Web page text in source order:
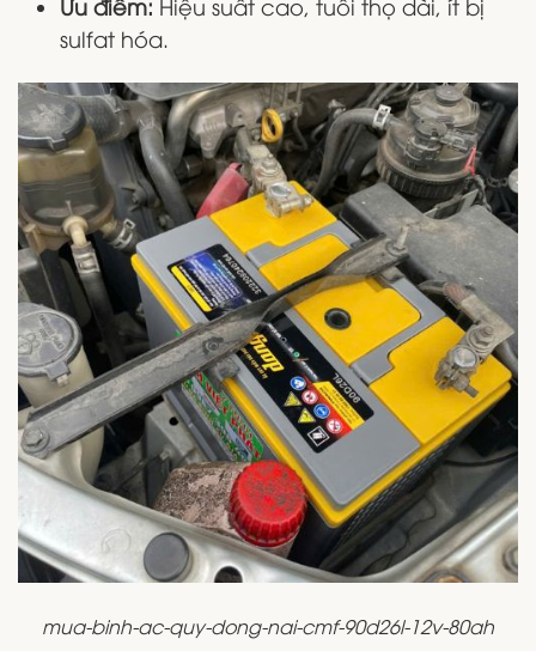
sulfat hóa.
mua-binh-ac-quy-dong-nai-cmf-90d26l-12v-80ah